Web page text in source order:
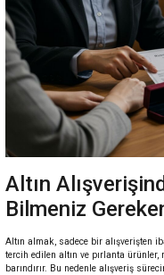
Altın
Bilmeniz
Altın almak, sadece bir alışverişten
tercih edilen altın ve pırlanta
barındırır. Bu nedenle alışveriş